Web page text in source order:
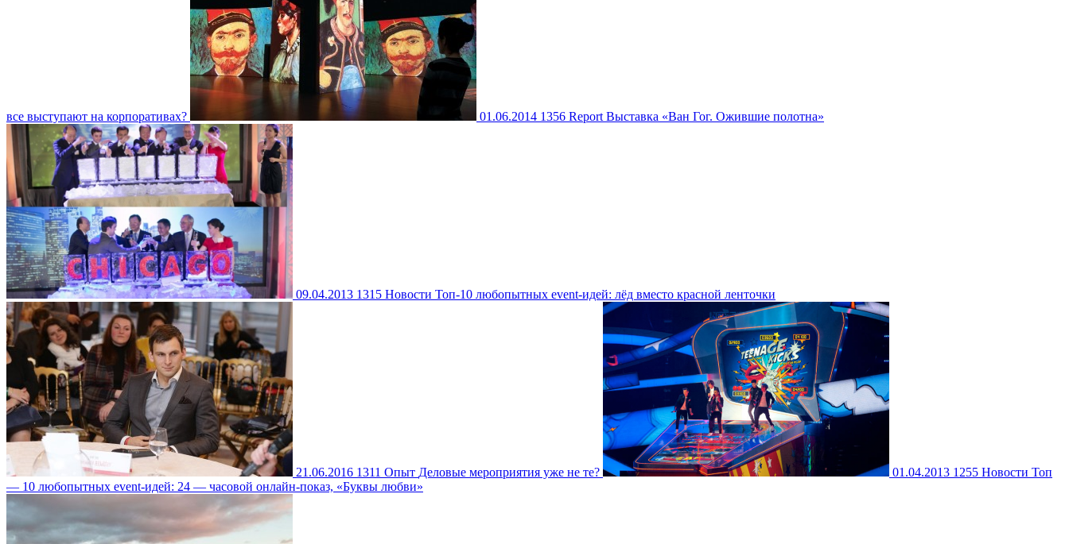
все выступают на корпоративах? 01.06.2014 1356 Report Выставка «Ван Гог. Ожившие полотна»
09.04.2013 1315 Новости Топ-10 любопытных event-идей: лёд вместо красной ленточки
21.06.2016 1311 Опыт Деловые мероприятия уже не те? 01.04.2013 1255 Новости Топ
— 10 любопытных event-идей: 24 — часовой онлайн-показ, «Буквы любви»